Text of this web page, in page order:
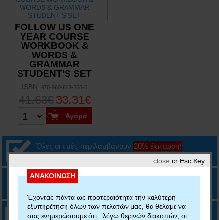
FOLLOW US ONE
YEAR COURSE
WORKBOOK &
WORDS &
GRAMMAR
STUDENT'S SET
ISBN: 978-960-613-260-5
41,63€33,31€
Αγορά
Όλες οι τιμές περιλαμβάνουν 20% έκπτωση!
Τηλεφωνικές παραγγελίες στο210.5573.470
ΔΩΡΕΑΝ ΑΠΟΣΤΟΛΗ άνω των 35€ με
close or Esc Key
ΑΝΑΚΟΙΝΩΣΗ
Έχοντας πάντα ως προτεραιότητα την καλύτερη
εξυπηρέτηση όλων των πελατών μας, θα θέλαμε να
σας ενημερώσουμε ότι, λόγω θερινών διακοπών, οι